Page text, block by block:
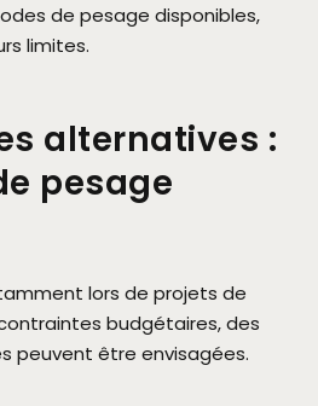
de pesage disponibles,
limites.
alternatives :
pesage
lors de projets de
budgétaires, des
peuvent être envisagées.